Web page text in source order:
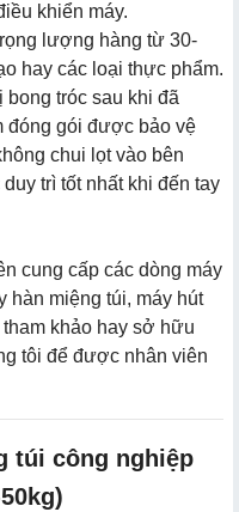
khiển máy.
lượng hàng từ 30-
hay các loại thực phẩm.
tróc sau khi đã
đóng gói được bảo vệ
chui lọt vào bên
trì tốt nhất khi đến tay
cung cấp các dòng máy
hàn miệng túi, máy hút
khảo hay sở hữu
tôi để được nhân viên
túi công nghiệp